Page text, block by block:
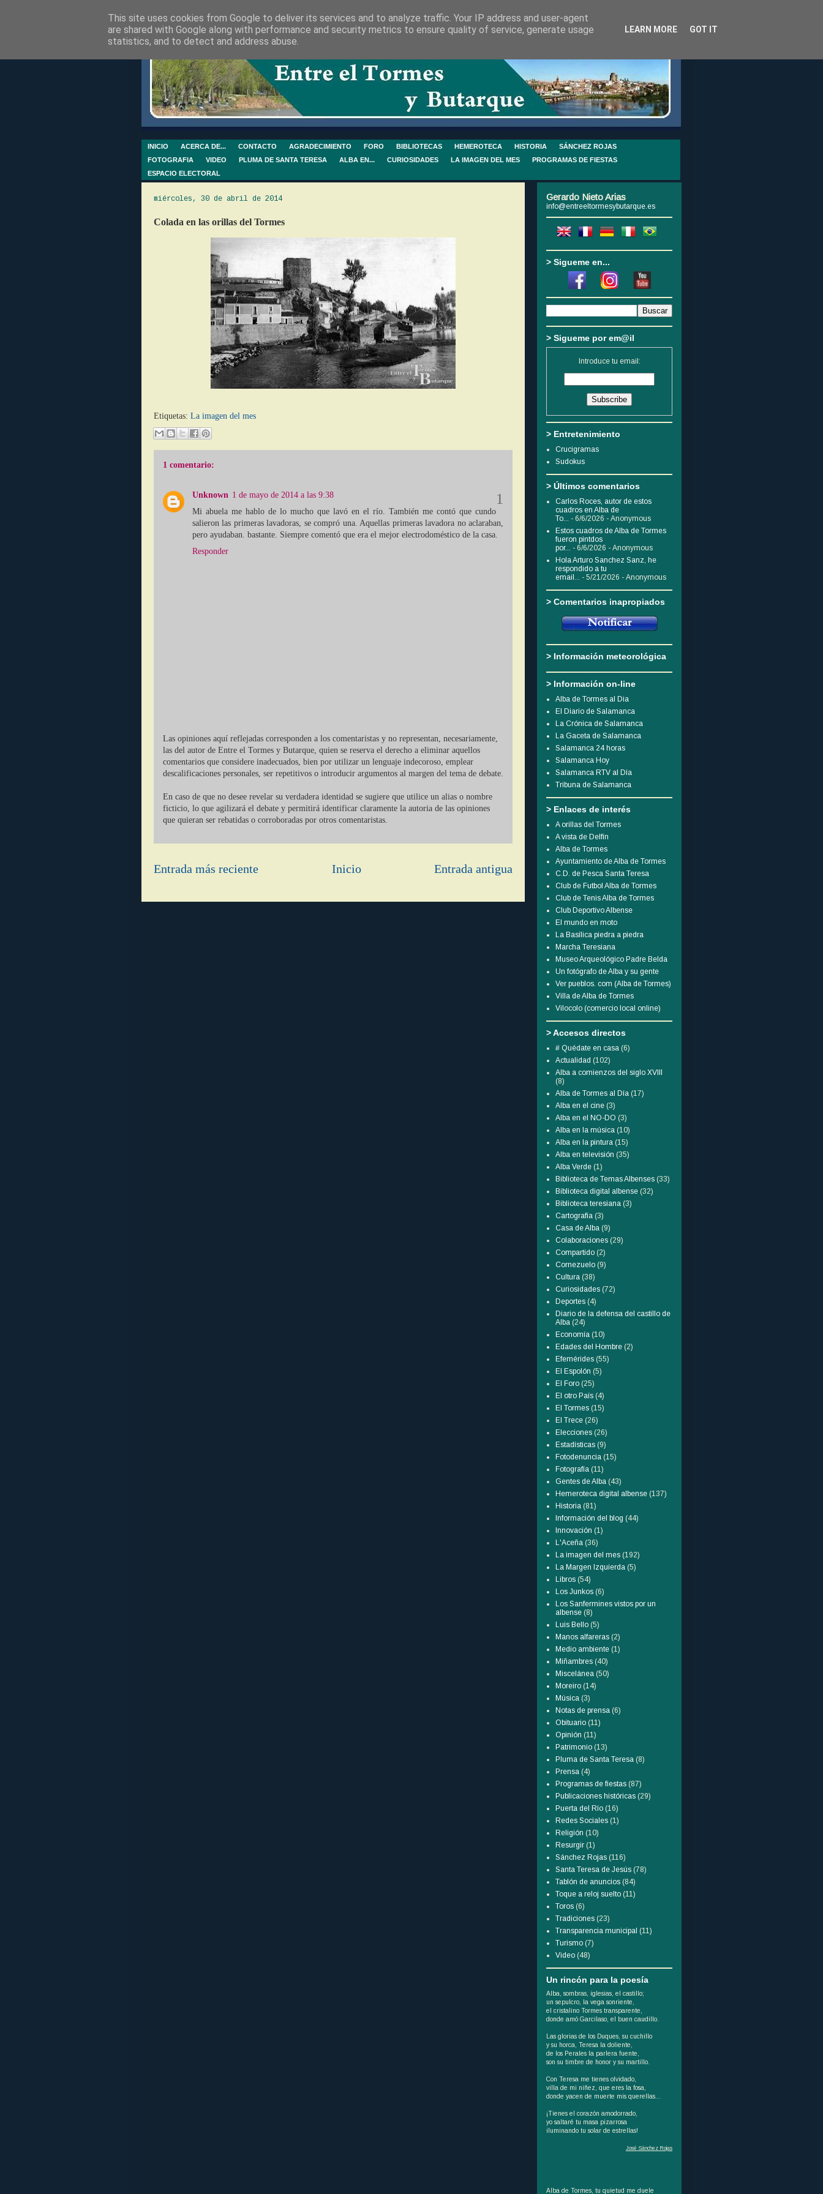
INICIO ACERCA DE... CONTACTO AGRADECIMIENTO FORO BIBLIOTECAS HEMEROTECA HISTORIA
SÁNCHEZ ROJAS
FOTOGRAFIA
VIDEO PLUMA DE SANTA TERESA ALBA EN... CURIOSIDADES LA IMAGEN DEL MES
PROGRAMAS DE FIESTAS
ESPACIO ELECTORAL
miércoles, 30 de abril de 2014
Colada en las orillas del Tormes
Etiquetas: La imagen del mes
1 comentario:
Unknown 1 de mayo de 2014 a las 9:38
Mi abuela me hablo de lo mucho que lavó en el río. También me contó que cundo
salieron las primeras lavadoras, se compró una. Aquellas primeras lavadora no aclaraban,
pero ayudaban. bastante. Siempre comentó que era el mejor electrodoméstico de la casa.
Responder
Las opiniones aquí reflejadas corresponden a los comentaristas y no representan, necesariamente,
las del autor de Entre el Tormes y Butarque, quien se reserva el derecho a eliminar aquellos
comentarios que considere inadecuados, bien por utilizar un lenguaje indecoroso, emplear
descalificaciones personales, ser repetitivos o introducir argumentos al margen del tema de debate.
En caso de que no desee revelar su verdadera identidad se sugiere que utilice un alias o nombre
ficticio, lo que agilizará el debate y permitirá identificar claramente la autoria de las opiniones
que quieran ser rebatidas o corroboradas por otros comentaristas.
Entrada más reciente Entrada antigua
Inicio
Gerardo Nieto Arias
info@entreeltormesybutarque.es
> Sigueme en...
> Sigueme por em@il
Introduce tu email:
> Entretenimiento
Crucigramas
Sudokus
> Últimos comentarios
Carlos Roces, autor de estos
cuadros en Alba de
To... - 6/6/2026 - Anonymous
Estos cuadros de Alba de Tormes
fueron pintdos
por... - 6/6/2026 - Anonymous
Hola Arturo Sanchez Sanz, he
respondido a tu
email... - 5/21/2026 - Anonymous
> Comentarios inapropiados
> Información meteorológica
> Información on-line
Alba de Tormes al Dia
El Diario de Salamanca
La Crónica de Salamanca
La Gaceta de Salamanca
Salamanca 24 horas
Salamanca Hoy
Salamanca RTV al Día
Tribuna de Salamanca
> Enlaces de interés
A orillas del Tormes
A vista de Delfín
Alba de Tormes
Ayuntamiento de Alba de Tormes
C.D. de Pesca Santa Teresa
Club de Futbol Alba de Tormes
Club de Tenis Alba de Tormes
Club Deportivo Albense
El mundo en moto
La Basílica piedra a piedra
Marcha Teresiana
Museo Arqueológico Padre Belda
Un fotógrafo de Alba y su gente
Ver pueblos. com (Alba de Tormes)
Villa de Alba de Tormes
Vilocolo (comercio local online)
> Accesos directos
# Quédate en casa (6)
Actualidad (102)
Alba a comienzos del siglo XVIII
(8)
Alba de Tormes al Día (17)
Alba en el cine (3)
Alba en el NO-DO (3)
Alba en la música (10)
Alba en la pintura (15)
Alba en televisión (35)
Alba Verde (1)
Biblioteca de Temas Albenses (33)
Biblioteca digital albense (32)
Biblioteca teresiana (3)
Cartografía (3)
Casa de Alba (9)
Colaboraciones (29)
Compartido (2)
Cornezuelo (9)
Cultura (38)
Curiosidades (72)
Deportes (4)
Diario de la defensa del castillo de
Alba (24)
Economía (10)
Edades del Hombre (2)
Efemérides (55)
El Espolón (5)
El Foro (25)
El otro País (4)
El Tormes (15)
El Trece (26)
Elecciones (26)
Estadísticas (9)
Fotodenuncia (15)
Fotografía (11)
Gentes de Alba (43)
Hemeroteca digital albense (137)
Historia (81)
Información del blog (44)
Innovación (1)
L'Aceña (36)
La imagen del mes (192)
La Margen Izquierda (5)
Libros (54)
Los Junkos (6)
Los Sanfermines vistos por un
albense (8)
Luis Bello (5)
Manos alfareras (2)
Medio ambiente (1)
Miñambres (40)
Miscelánea (50)
Moreiro (14)
Música (3)
Notas de prensa (6)
Obituario (11)
Opinión (11)
Patrimonio (13)
Pluma de Santa Teresa (8)
Prensa (4)
Programas de fiestas (87)
Publicaciones históricas (29)
Puerta del Río (16)
Redes Sociales (1)
Religión (10)
Resurgir (1)
Sánchez Rojas (116)
Santa Teresa de Jesús (78)
Tablón de anuncios (84)
Toque a reloj suelto (11)
Toros (6)
Tradiciones (23)
Transparencia municipal (11)
Turismo (7)
Video (48)
Un rincón para la poesía
Alba, sombras, iglesias, el castillo;
un sepulcro, la vega sonriente,
el cristalino Tormes transparente,
donde amó Garcilaso, el buen caudillo.
Las glorias de los Duques, su cuchillo
y su horca, Teresa la doliente,
de los Perales la parlera fuente,
son su timbre de honor y su martillo.
Con Teresa me tienes olvidado,
villa de mi niñez, que eres la fosa,
donde yacen de muerte mis querellas...
¡Tienes el corazón amodorrado,
yo saltaré tu masa pizarrosa
iluminando tu solar de estrellas!
José Sánchez Rojas
Alba de Tormes, tu quietud me duele
This site uses cookies from Google to deliver its services and to analyze traffic. Your IP address and user-agent
are shared with Google along with performance and security metrics to ensure quality of service, generate usage
statistics, and to detect and address abuse.
LEARN MORE GOT IT